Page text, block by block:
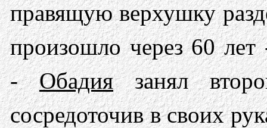
правящую верхушку
произошло через 60 лет
-Обадиязанял
сосредоточив в своих